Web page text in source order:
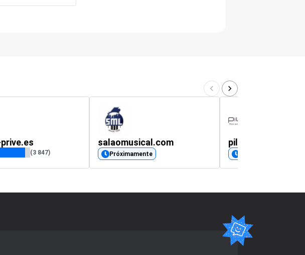
(3 847)
salaomusical.com
Próximamente
pilbox.es